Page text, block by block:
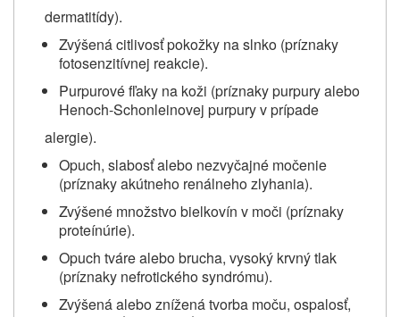
dermatitídy).
Zvýšená citlivosť pokožky na slnko (príznaky
fotosenzitívnej reakcie).
Purpurové fľaky na koži (príznaky purpury alebo
Henoch-Schonleinovej purpury v prípade
alergie).
Opuch, slabosť alebo nezvyčajné močenie
(príznaky akútneho renálneho zlyhania).
Zvýšené množstvo bielkovín v moči (príznaky
proteínúrie).
Opuch tváre alebo brucha, vysoký krvný tlak
(príznaky nefrotického syndrómu).
Zvýšená alebo znížená tvorba moču, ospalosť,